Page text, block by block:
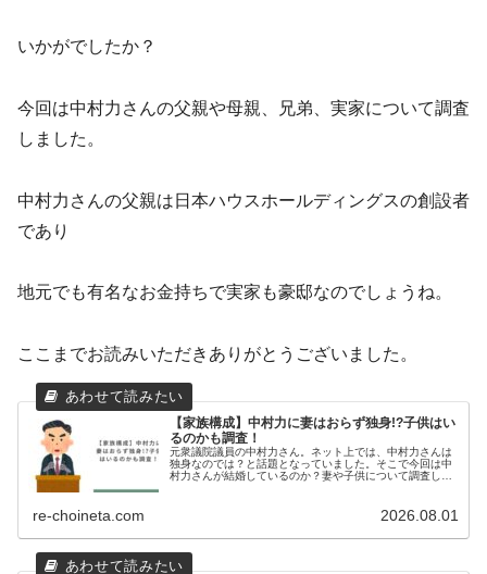
いかがでしたか？
今回は中村力さんの父親や母親、兄弟、実家について調査
しました。
中村力さんの父親は日本ハウスホールディングスの創設者
であり
地元でも有名なお金持ちで実家も豪邸なのでしょうね。
ここまでお読みいただきありがとうございました。
【家族構成】中村力に妻はおらず独身!?子供はい
るのかも調査！
元衆議院議員の中村力さん。ネット上では、中村力さんは
独身なのでは？と話題となっていました。そこで今回は中
村力さんが結婚しているのか？妻や子供について調査しま
re-choineta.com 2026.08.01